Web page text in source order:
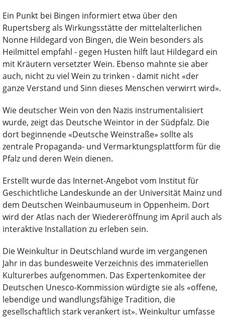
Ein Punkt bei Bingen informiert etwa über den
Rupertsberg als Wirkungsstätte der mittelalterlichen
Nonne Hildegard von Bingen, die Wein besonders als
Heilmittel empfahl - gegen Husten hilft laut Hildegard ein
mit Kräutern versetzter Wein. Ebenso mahnte sie aber
auch, nicht zu viel Wein zu trinken - damit nicht «der
ganze Verstand und Sinn dieses Menschen verwirrt wird».
Wie deutscher Wein von den Nazis instrumentalisiert
wurde, zeigt das Deutsche Weintor in der Südpfalz. Die
dort beginnende «Deutsche Weinstraße» sollte als
zentrale Propaganda- und Vermarktungsplattform für die
Pfalz und deren Wein dienen.
Erstellt wurde das Internet-Angebot vom Institut für
Geschichtliche Landeskunde an der Universität Mainz und
dem Deutschen Weinbaumuseum in Oppenheim. Dort
wird der Atlas nach der Wiedereröffnung im April auch als
interaktive Installation zu erleben sein.
Die Weinkultur in Deutschland wurde im vergangenen
Jahr in das bundesweite Verzeichnis des immateriellen
Kulturerbes aufgenommen. Das Expertenkomitee der
Deutschen Unesco-Kommission würdigte sie als «offene,
lebendige und wandlungsfähige Tradition, die
gesellschaftlich stark verankert ist». Weinkultur umfasse